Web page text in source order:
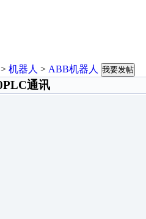
> 机器人 > ABB机器人 我要发帖
通讯